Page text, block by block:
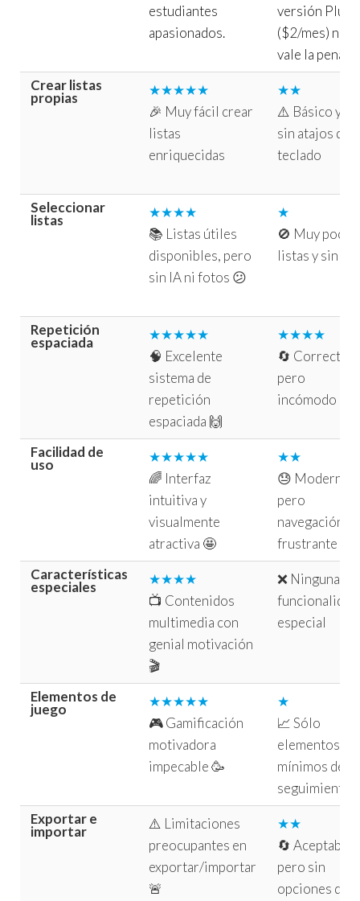
estudiantes
apasionados.
versión Plus
($2/mes) no
vale la pena.
Crear listas
propias
★★★★★
🎉 Muy fácil crear
listas
enriquecidas
★★
⚠️ Básico y
sin atajos de
teclado
Seleccionar
listas
★★★★
📚 Listas útiles
disponibles, pero
sin IA ni fotos 😕
★
🚫 Muy pocas
listas y sin IA
Repetición
espaciada
★★★★★
🧠 Excelente
sistema de
repetición
espaciada 🙌
★★★★
🔄 Correcto,
pero
incómodo
Facilidad de
uso
★★★★★
🌈 Interfaz
intuitiva y
visualmente
atractiva 🤩
★★
😓 Moderno
pero
navegación
frustrante
Características
especiales
★★★★
📺 Contenidos
multimedia con
genial motivación
🎬
❌ Ninguna
funcionalidad
especial
Elementos de
juego
★★★★★
🎮 Gamificación
motivadora
impecable 🥳
★
📈 Sólo
elementos
mínimos de
seguimiento
Exportar e
importar
⚠️ Limitaciones
preocupantes en
exportar/importar
🚨
★★
🔄 Aceptable,
pero sin
opciones de